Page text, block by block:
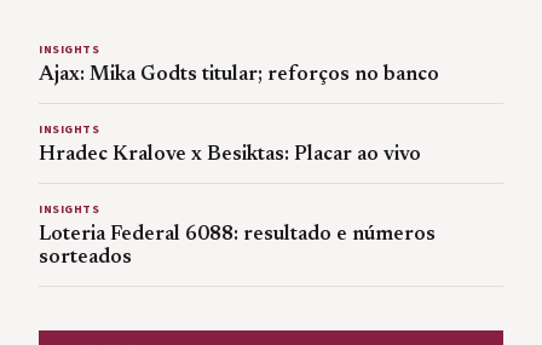
INSIGHTS
Ajax: Mika Godts titular; reforços no banco
INSIGHTS
Hradec Kralove x Besiktas: Placar ao vivo
INSIGHTS
Loteria Federal 6088: resultado e números
sorteados